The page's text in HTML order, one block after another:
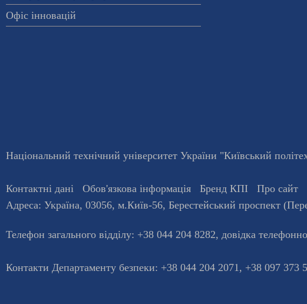
Офіс інновацій
Національний технічний університет України "Київський
Контактні дані Обов'язкова інформація Бренд КПІ Про сайт
Адреса: Україна, 03056, м.Київ-56, Берестейський проспект
Телефон загального відділу: +38 044 204 8282, довiдка
Контакти Департаменту безпеки: +38 044 204 2071, +38 097 373